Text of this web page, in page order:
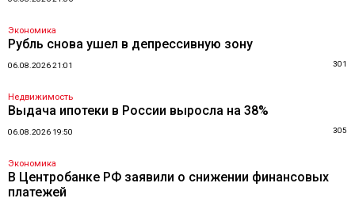
Экономика
Рубль снова ушел в депрессивную зону
06.08.2026 21:01 301
Недвижимость
Выдача ипотеки в России выросла на 38%
06.08.2026 19:50 305
Экономика
В Центробанке РФ заявили о снижении финансовых
платежей